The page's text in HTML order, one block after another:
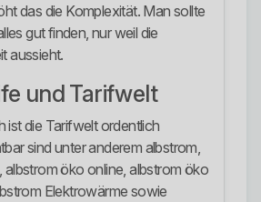
das die Komplexität. Man sollte
gut finden, nur weil die
aussieht.
und Tarifwelt
ist die Tarifwelt ordentlich
sind unter anderem albstrom,
albstrom öko online, albstrom öko
Elektrowärme sowie